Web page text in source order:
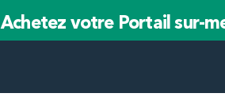
Achetez votre Portail sur-